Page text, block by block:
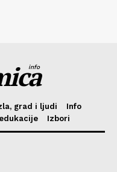
info
grad i ljudi
Info
Izbori